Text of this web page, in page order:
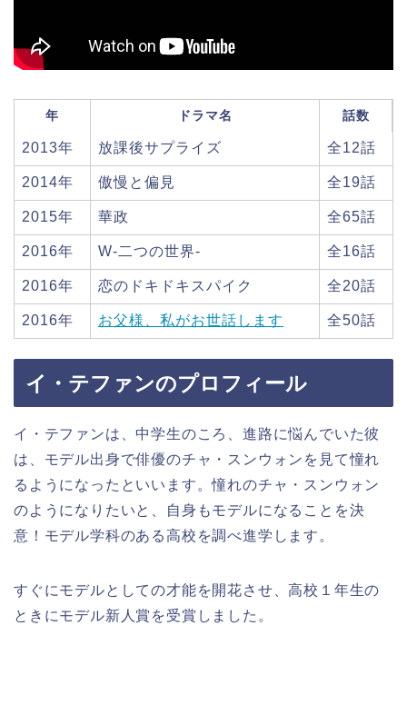
年 ドラマ名 話数
2013年 放課後サプライズ 全12話
2014年 傲慢と偏見 全19話
2015年 華政 全65話
2016年 W-二つの世界- 全16話
2016年 恋のドキドキスパイク 全20話
2016年 お父様、私がお世話します 全50話
イ・テファンのプロフィール
イ・テファンは、中学生のころ、進路に悩んでいた彼
は、モデル出身で俳優のチャ・スンウォンを見て憧れ
るようになったといいます。憧れのチャ・スンウォン
のようになりたいと、自身もモデルになることを決
意！モデル学科のある高校を調べ進学します。
すぐにモデルとしての才能を開花させ、高校１年生の
ときにモデル新人賞を受賞しました。